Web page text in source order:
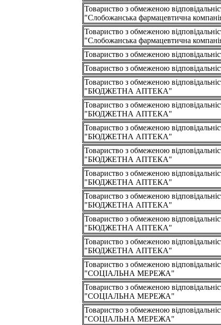
Товариство з обмеженою
"Слобожанська фармацевтична
Товариство з обмеженою
"Слобожанська фармацевтична
Товариство з обмеженою
Товариство з обмеженою
Товариство з обмеженою
"БЮДЖЕТНА АПТЕКА"
Товариство з обмеженою
"БЮДЖЕТНА АПТЕКА"
Товариство з обмеженою
"БЮДЖЕТНА АПТЕКА"
Товариство з обмеженою
"БЮДЖЕТНА АПТЕКА"
Товариство з обмеженою
"БЮДЖЕТНА АПТЕКА"
Товариство з обмеженою
"БЮДЖЕТНА АПТЕКА"
Товариство з обмеженою
"БЮДЖЕТНА АПТЕКА"
Товариство з обмеженою
"БЮДЖЕТНА АПТЕКА"
Товариство з обмеженою
"СОЦІАЛЬНА МЕРЕЖА"
Товариство з обмеженою
"СОЦІАЛЬНА МЕРЕЖА"
Товариство з обмеженою
"СОЦІАЛЬНА МЕРЕЖА"